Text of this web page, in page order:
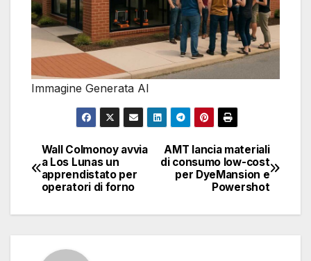
Immagine Generata AI
Navigazione
articoli
AMT lancia materiali
di consumo low-cost
per DyeMansion e
Powershot
Wall Colmonoy avvia
a Los Lunas un
apprendistato per
operatori di forno